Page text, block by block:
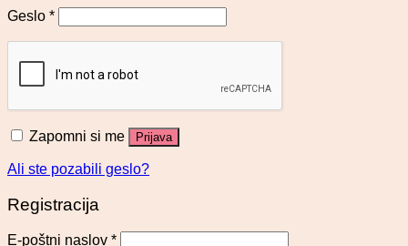
Geslo *
Zapomni si me Prijava
Ali ste pozabili geslo?
Registracija
E-poštni naslov *